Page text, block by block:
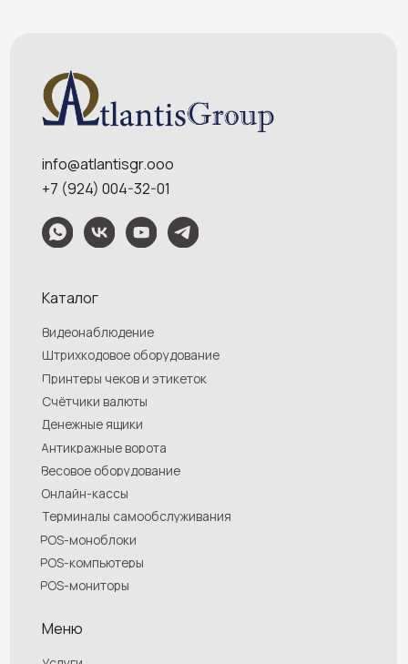
публичной офертой, определяемой положениями Статей 435 и 437
Гражданского кодекса РФ. Ваш заказ, включая стоимость и наличие товара,
будет подтвержден нашим менеджером посредством телефонного звонка на
номер, указанный Вами при заказе.